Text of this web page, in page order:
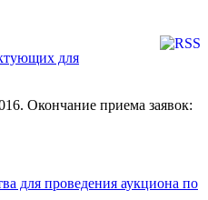
для
Окончание приема заявок:
для проведения аукциона по